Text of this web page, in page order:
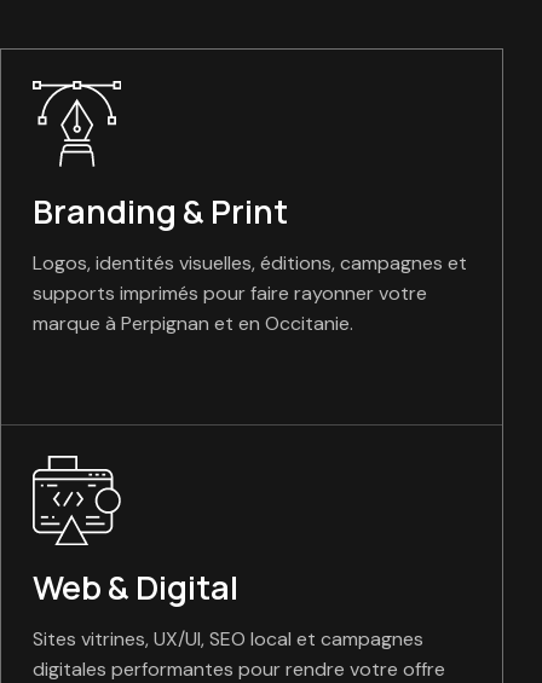
Branding & Print
Logos, identités visuelles, éditions, campagnes et
supports imprimés pour faire rayonner votre
marque à Perpignan et en Occitanie.
Web & Digital
Sites vitrines, UX/UI, SEO local et campagnes
digitales performantes pour rendre votre offre